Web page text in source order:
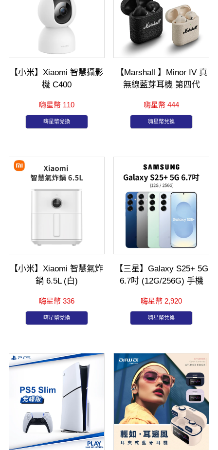
【小米】Xiaomi 智慧攝影
機 C400
嗨星幣 110
嗨星幣兌換
【Marshall 】Minor IV 真
無線藍芽耳機 第四代
嗨星幣 444
嗨星幣兌換
【小米】Xiaomi 智慧氣炸
鍋 6.5L (白)
嗨星幣 336
嗨星幣兌換
【三星】Galaxy S25+ 5G
6.7吋 (12G/256G) 手機
嗨星幣 2,920
嗨星幣兌換